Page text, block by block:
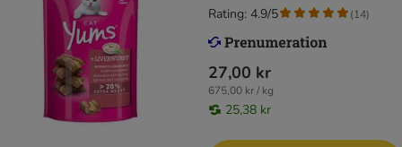
27,00 kr
675,00 kr / kg
25,38 kr
Rating: 4.9/5 (14)